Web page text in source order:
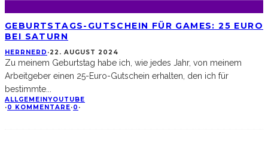
GEBURTSTAGS-GUTSCHEIN FÜR GAMES: 25 EURO
BEI SATURN
HERRNERD ·22. AUGUST 2024
Zu meinem Geburtstag habe ich, wie jedes Jahr, von meinem
Arbeitgeber einen 25-Euro-Gutschein erhalten, den ich für
bestimmte...
ALLGEMEIN YOUTUBE
·0 KOMMENTARE·0 ·